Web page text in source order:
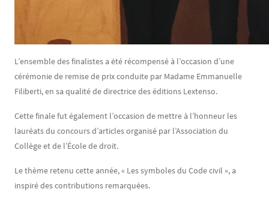
L’ensemble des finalistes a été récompensé à l’occasion d’une
cérémonie de remise de prix conduite par Madame Emmanuelle
Filiberti, en sa qualité de directrice des éditions Lextenso.
Cette finale fut également l’occasion de mettre à l’honneur les
lauréats du concours d’articles organisé par l’Association du
Collège et de l’École de droit.
Le thème retenu cette année, « Les symboles du Code civil », a
inspiré des contributions remarquées.